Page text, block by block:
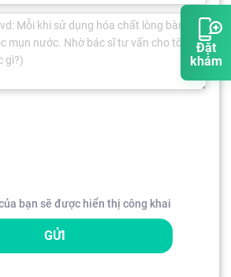
Đặt
khám
bạn sẽ được hiển thị công khai
GỬI